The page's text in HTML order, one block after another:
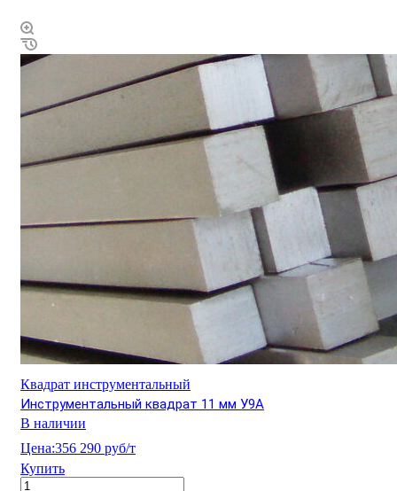
Квадрат инструментальный
Инструментальный квадрат 11 мм У9А
В наличии
Цена:356 290 руб/т
Купить